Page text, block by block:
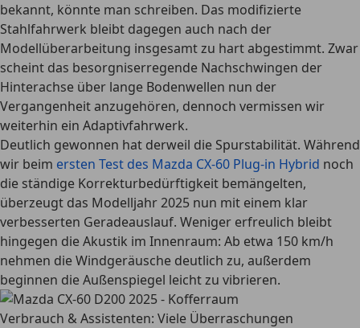
bekannt, könnte man schreiben. Das modifizierte
Stahlfahrwerk bleibt dagegen auch nach der
Modellüberarbeitung insgesamt zu hart abgestimmt. Zwar
scheint das besorgniserregende Nachschwingen der
Hinterachse über lange Bodenwellen nun der
Vergangenheit anzugehören, dennoch vermissen wir
weiterhin ein Adaptivfahrwerk.
Deutlich gewonnen hat derweil die Spurstabilität. Während
wir beim ersten Test des Mazda CX-60 Plug-in Hybrid noch
die ständige Korrekturbedürftigkeit bemängelten,
überzeugt das Modelljahr 2025 nun mit einem klar
verbesserten Geradeauslauf. Weniger erfreulich bleibt
hingegen die Akustik im Innenraum: Ab etwa 150 km/h
nehmen die Windgeräusche deutlich zu, außerdem
beginnen die Außenspiegel leicht zu vibrieren.
Verbrauch & Assistenten: Viele Überraschungen